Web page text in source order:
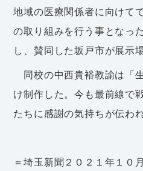
地域の医療関係者に向けて
の取り組みを行う事となっ
し、賛同した坂戸市が展示
同校の中西貴裕教諭は「
け制作した。今も最前線で
たちに感謝の気持ちが伝
＝埼玉新聞２０２１年１０